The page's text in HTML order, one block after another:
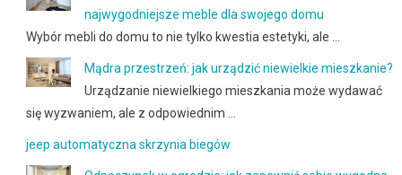
najwygodniejsze meble dla swojego domu
Wybór mebli do domu to nie tylko kwestia estetyki, ale …
Mądra przestrzeń: jak urządzić niewielkie mieszkanie?
Urządzanie niewielkiego mieszkania może wydawać
się wyzwaniem, ale z odpowiednim …
jeep automatyczna skrzynia biegów